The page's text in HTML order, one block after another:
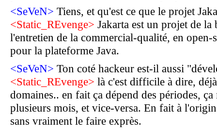
<SeVeN> Tiens, et qu'est ce que le projet
<Static_REvenge> Jakarta est un projet de
l'entretien de la commercial-qualité, en
pour la plateforme Java.
<SeVeN> Ton coté hackeur est-il aussi
<Static_REvenge> là c'est difficile à dire,
domaines.. en fait ça dépend des périodes,
plusieurs mois, et vice-versa. En fait à
sans vraiment le faire exprès.